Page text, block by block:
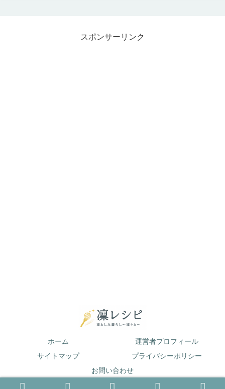
スポンサーリンク
ホーム
運営者プロフィール
サイトマップ
プライバシーポリシー
お問い合わせ